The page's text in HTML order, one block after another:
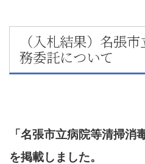
（入札結果）名張
務委託について
「名張市立病院等清掃消
を掲載しました。